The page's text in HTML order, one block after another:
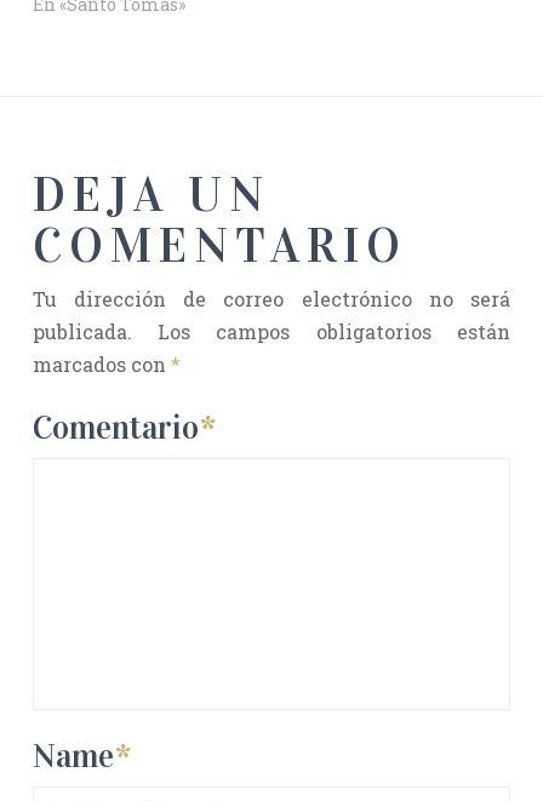
DEJA UN
COMENTARIO
Tu dirección de correo electrónico no será
publicada.
Los campos obligatorios están
marcados con *
Comentario*
Name*